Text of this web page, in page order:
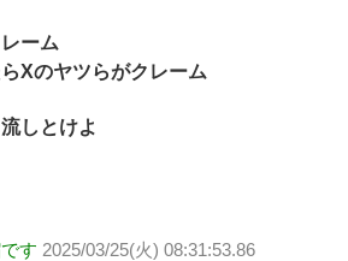
ーム
Xのヤツらがクレーム
しとけよ
す 2025/03/25(火) 08:31:53.86